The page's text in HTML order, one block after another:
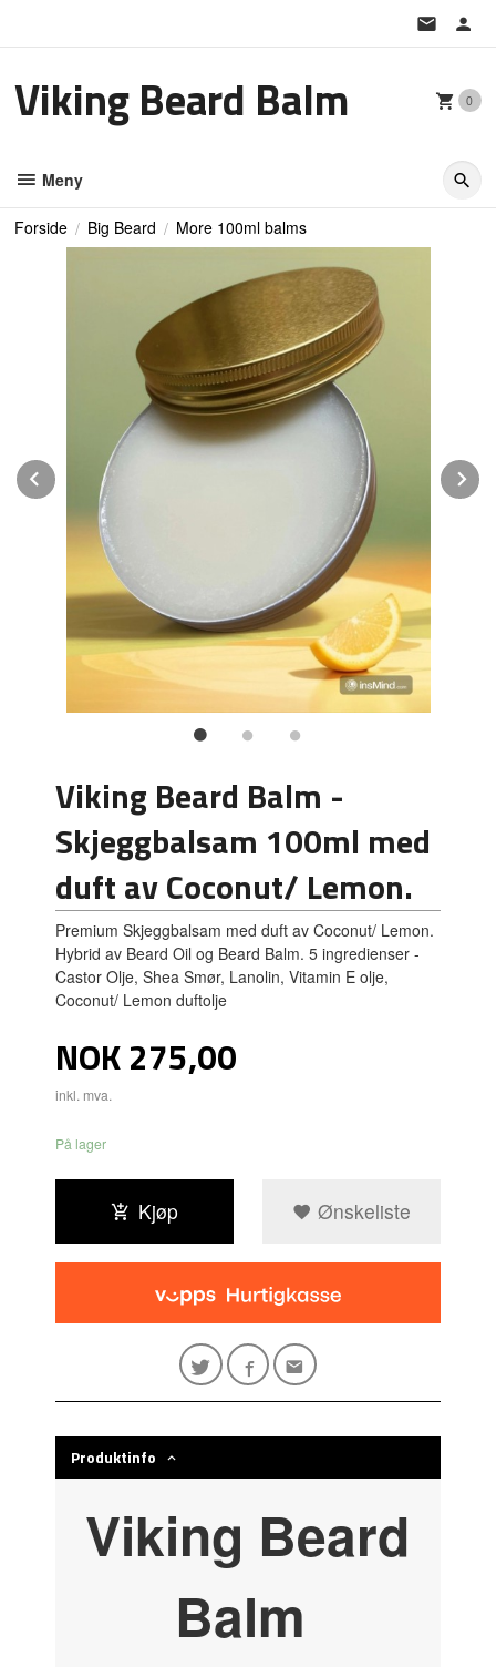
Viking Beard Balm 0
Meny
Forside Big Beard More 100ml balms
Prev
Viking Beard Balm -
Skjeggbalsam 100ml med
duft av Coconut/ Lemon.
Premium Skjeggbalsam med duft av Coconut/ Lemon.
Hybrid av Beard Oil og Beard Balm. 5 ingredienser -
Castor Olje, Shea Smør, Lanolin, Vitamin E olje,
Coconut/ Lemon duftolje
Pris
NOK275,00
inkl. mva.
På lager
Kjøp Ønskeliste
Produktinfo
Viking Beard
Balm